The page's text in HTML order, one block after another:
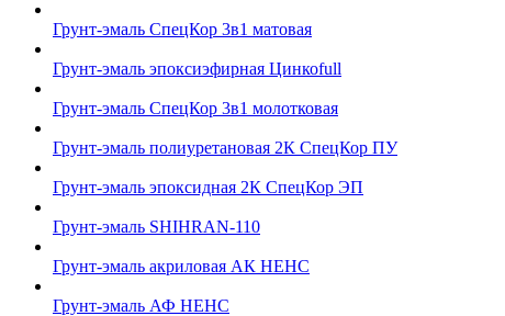
Грунт-эмаль СпецКор 3в1 матовая
Грунт-эмаль эпоксиэфирная Цинкоfull
Грунт-эмаль СпецКор 3в1 молотковая
Грунт-эмаль полиуретановая 2К СпецКор ПУ
Грунт-эмаль эпоксидная 2К СпецКор ЭП
Грунт-эмаль SHIHRAN-110
Грунт-эмаль акриловая АК НЕНС
Грунт-эмаль АФ НЕНС